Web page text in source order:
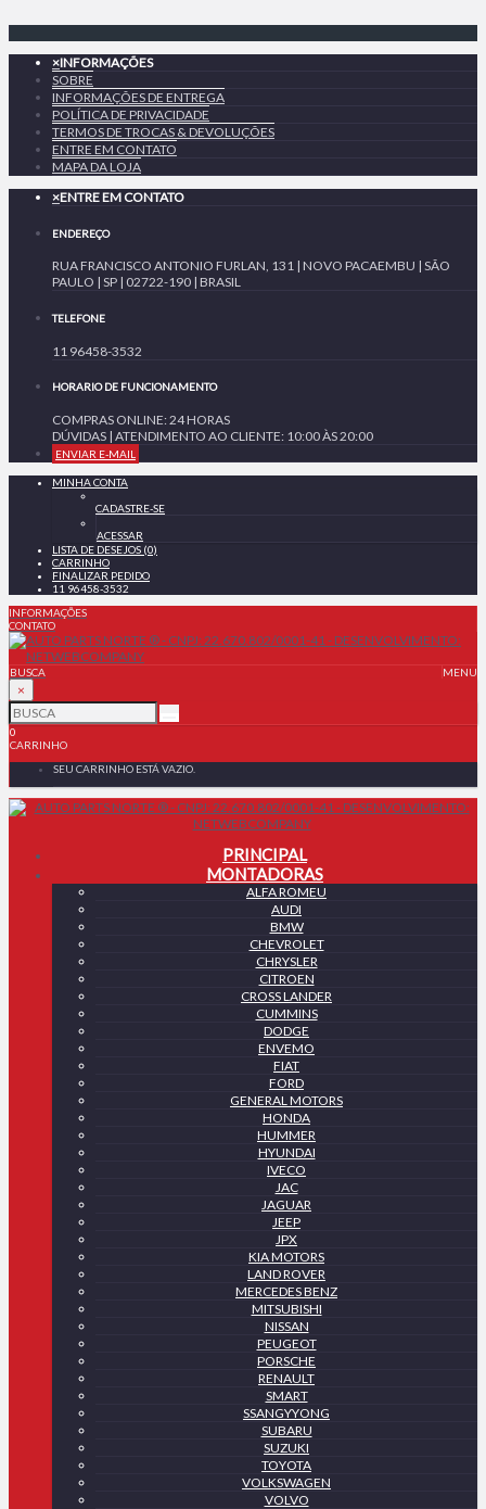
×INFORMAÇÕES
SOBRE
INFORMAÇÕES DE ENTREGA
POLÍTICA DE PRIVACIDADE
TERMOS DE TROCAS & DEVOLUÇÕES
ENTRE EM CONTATO
MAPA DA LOJA
×ENTRE EM CONTATO
ENDEREÇO
RUA FRANCISCO ANTONIO FURLAN, 131 | NOVO PACAEMBU | SÃO
PAULO | SP | 02722-190 | BRASIL
TELEFONE
11 96458-3532
HORARIO DE FUNCIONAMENTO
COMPRAS ONLINE: 24 HORAS
DÚVIDAS | ATENDIMENTO AO CLIENTE: 10:00 ÀS 20:00
ENVIAR E-MAIL
MINHA CONTA
CADASTRE-SE
ACESSAR
LISTA DE DESEJOS (0)
CARRINHO
FINALIZAR PEDIDO
11 96458-3532
INFORMAÇÕES
CONTATO
MENU
BUSCA
×
0
CARRINHO
SEU CARRINHO ESTÁ VAZIO.
PRINCIPAL
MONTADORAS
ALFA ROMEU
AUDI
BMW
CHEVROLET
CHRYSLER
CITROEN
CROSS LANDER
CUMMINS
DODGE
ENVEMO
FIAT
FORD
GENERAL MOTORS
HONDA
HUMMER
HYUNDAI
IVECO
JAC
JAGUAR
JEEP
JPX
KIA MOTORS
LAND ROVER
MERCEDES BENZ
MITSUBISHI
NISSAN
PEUGEOT
PORSCHE
RENAULT
SMART
SSANGYYONG
SUBARU
SUZUKI
TOYOTA
VOLKSWAGEN
VOLVO